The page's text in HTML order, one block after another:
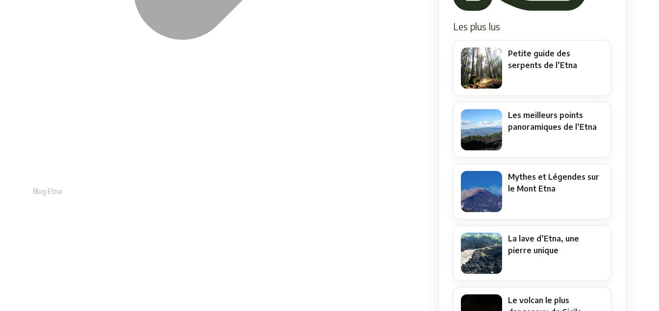
Blog Etna
Les plus lus
Petite guide des
serpents de l’Etna
Les meilleurs points
panoramiques de l’Etna
Mythes et Légendes sur
le Mont Etna
La lave d’Etna, une
pierre unique
Le volcan le plus